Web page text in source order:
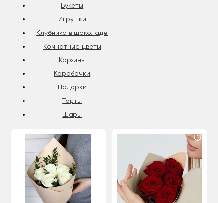
Букеты
Игрушки
Клубника в шоколаде
Комнатные цветы
Корзины
Коробочки
Подарки
Торты
Шары